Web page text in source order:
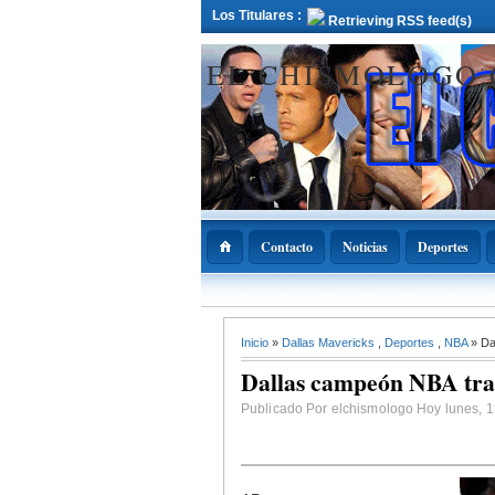
Los Titulares : Retrieving RSS feed(s)
EL
Contacto Noticias Deportes
ADOPAE
Abinader
11 de diciembre
Nacional de la
Inicio » Dallas Mavericks Deportes NBA»
Dallas campeón NBA
Publicado Por elchismologo Hoy lunes,